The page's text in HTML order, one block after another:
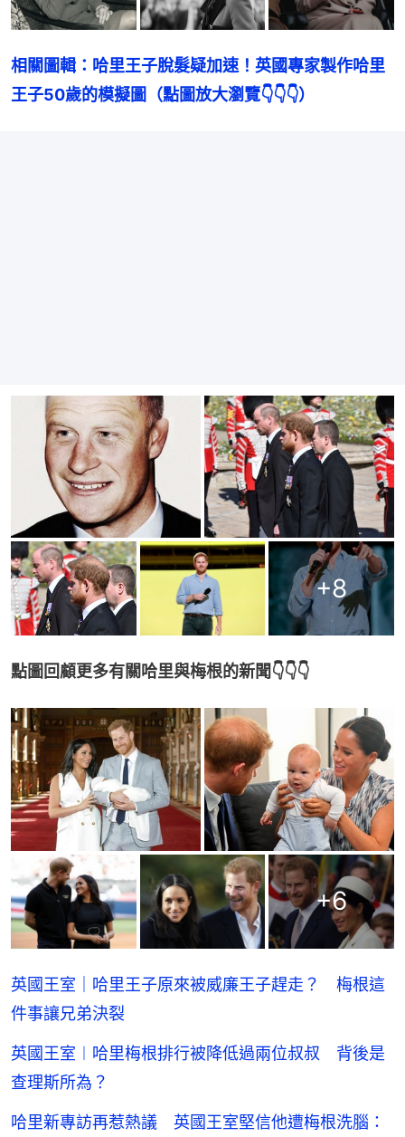
相關圖輯：哈里王子脫髮疑加速！英國專家製作哈里
王子50歲的模擬圖（點圖放大瀏覽👇👇👇）
+8
點圖回顧更多有關哈里與梅根的新聞👇👇👇
+6
英國王室｜哈里王子原來被威廉王子趕走？ 梅根這
件事讓兄弟決裂
英國王室︱哈里梅根排行被降低過兩位叔叔 背後是
查理斯所為？
哈里新專訪再惹熱議 英國王室堅信他遭梅根洗腦：